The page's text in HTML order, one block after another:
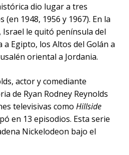
dio lugar a tres
1948, 1956 y 1967). En la
Israel le quitó península del
a Egipto, los Altos del Golán a
oriental a Jordania.
actor y comediante
de Ryan Rodney Reynolds
televisivas como Hillside
en 13 episodios. Esta serie
Nickelodeon bajo el